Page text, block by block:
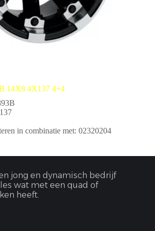
14X8 4X137 4+4
in combinatie met: 02320204
jong en dynamisch bedrijf
wat met een quad of
heeft.